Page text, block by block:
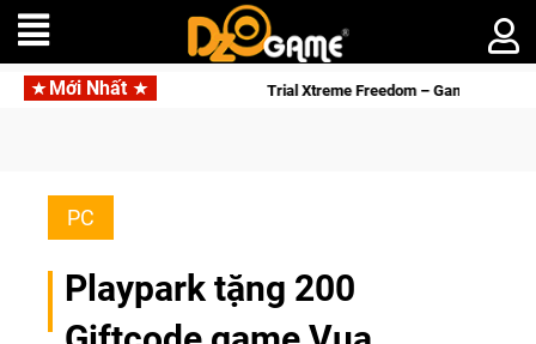
Mới Nhất
sắp tới! Trial Xtreme Freedom – Game đua xe mô tô
PC
Playpark tặng 200